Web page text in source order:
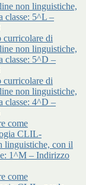
non linguistiche,
classe: 5^L –
curricolare di
non linguistiche,
classe: 5^D –
curricolare di
non linguistiche,
classe: 4^D –
come
CLIL-
linguistiche, con il
1^M – Indirizzo
come